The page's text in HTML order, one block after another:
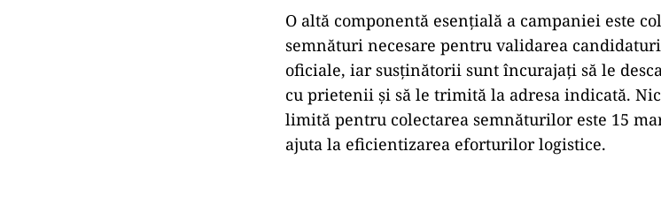
O altă componentă esențială a campaniei este
semnături necesare pentru validarea
oficiale, iar susținătorii sunt încurajați să le
cu prietenii și să le trimită la adresa indicată.
limită pentru colectarea semnăturilor este 15
ajuta la eficientizarea eforturilor logistice.